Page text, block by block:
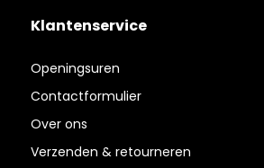
Klantenservice
Openingsuren
Contactformulier
Over ons
Verzenden & retourneren